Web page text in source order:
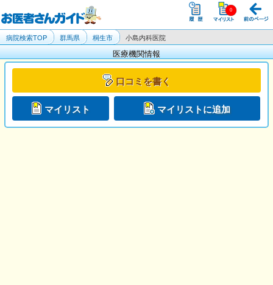
病院検索TOP 群馬県 桐生市 小島内科医院
医療機関情報
口コミを書く
マイリスト マイリストに追加